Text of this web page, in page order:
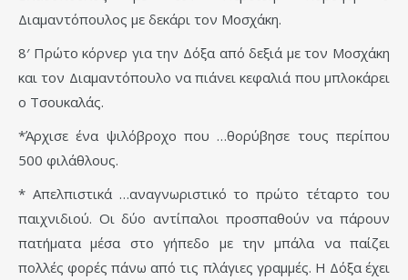
Διαμαντόπουλος με δεκάρι τον Μοσχάκη.
8′ Πρώτο κόρνερ για την Δόξα από δεξιά με τον Μοσχάκη
και τον Διαμαντόπουλο να πιάνει κεφαλιά που μπλοκάρει
ο Τσουκαλάς.
*Άρχισε ένα ψιλόβροχο που …θορύβησε τους περίπου
500 φιλάθλους.
* Απελπιστικά …αναγνωριστικό το πρώτο τέταρτο του
παιχνιδιού. Οι δύο αντίπαλοι προσπαθούν να πάρουν
πατήματα μέσα στο γήπεδο με την μπάλα να παίζει
πολλές φορές πάνω από τις πλάγιες γραμμές. Η Δόξα έχει